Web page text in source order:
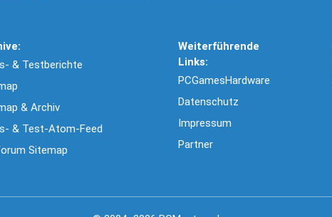
& Testberichte
& Archiv
& Test-Atom-Feed
Sitemap
Weiterführende
Links:
PCGamesHardware
Datenschutz
Impressum
Partner